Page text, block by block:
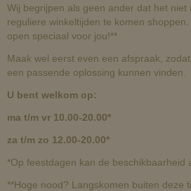
Wij begrijpen als geen ander dat het niet
reguliere winkeltijden te komen
open speciaal voor jou!**
Maak wel eerst even een afspraak,
een passende oplossing kunnen vinden.
U bent welkom op:
ma t/m vr 10.00-20.00*
za t/m zo 12.00-20.00*
*Op feestdagen kan de beschikbaarheid
**Hoge nood? Langskomen buiten deze